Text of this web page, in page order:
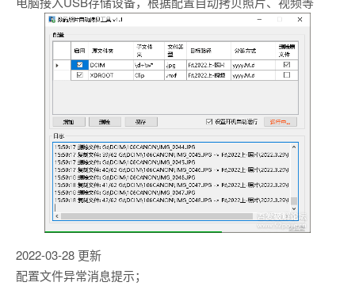
2022-03-28 更新
配置文件异常消息提示；